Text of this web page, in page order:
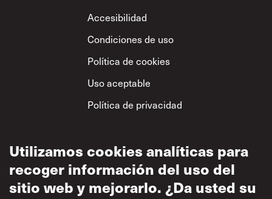
Footer
Accesibilidad
Condiciones de uso
Política de cookies
Uso aceptable
Política de privacidad
Utilizamos cookies analíticas para
recoger información del uso del
sitio web y mejorarlo. ¿Da usted su